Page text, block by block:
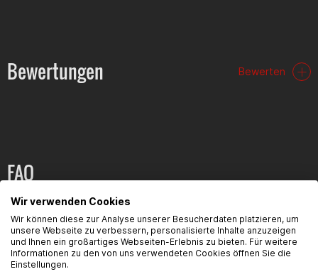
Bewertungen Bewerten
FAQ
Hier findest du die häufigsten Fragen und die dazugehörigen
Antworten zu diesem Artikel.
Wir verwenden Cookies
Wir können diese zur Analyse unserer Besucherdaten platzieren, um
unsere Webseite zu verbessern, personalisierte Inhalte anzuzeigen
und Ihnen ein großartiges Webseiten-Erlebnis zu bieten. Für weitere
Informationen zu den von uns verwendeten Cookies öffnen Sie die
Einstellungen.